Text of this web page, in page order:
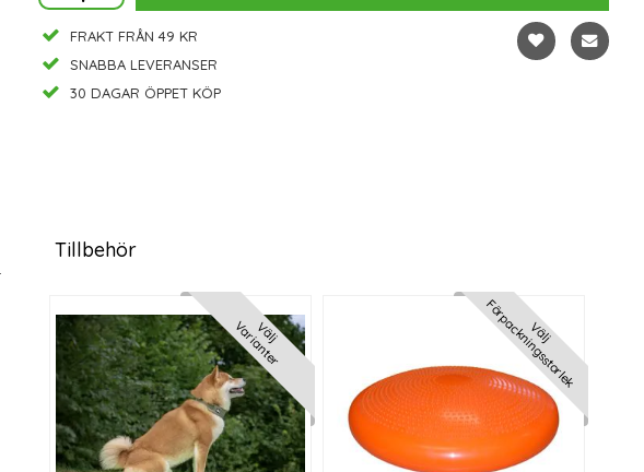
FRAKT FRÅN 49 KR
SNABBA LEVERANSER
30 DAGAR ÖPPET KÖP
Tillbehör
Välj
Varianter Välj
Förpackningsstorlek